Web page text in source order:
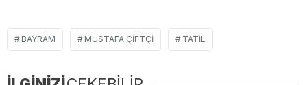
BAYRAM MUSTAFA ÇİFTÇİ TATİL